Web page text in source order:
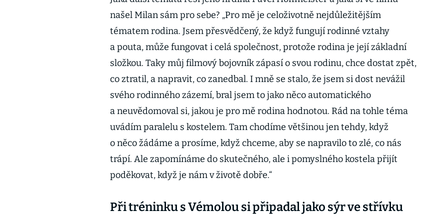
našel Milan sám pro sebe? „Pro mě je celoživotně nejdůležitějším
tématem rodina. Jsem přesvědčený, že když fungují rodinné vztahy
a pouta, může fungovat i celá společnost, protože rodina je její základní
složkou. Taky můj filmový bojovník zápasí o svou rodinu, chce dostat zpět,
co ztratil, a napravit, co zanedbal. I mně se stalo, že jsem si dost nevážil
svého rodinného zázemí, bral jsem to jako něco automatického
a neuvědomoval si, jakou je pro mě rodina hodnotou. Rád na tohle téma
uvádím paralelu s kostelem. Tam chodíme většinou jen tehdy, když
o něco žádáme a prosíme, když chceme, aby se napravilo to zlé, co nás
trápí. Ale zapomínáme do skutečného, ale i pomyslného kostela přijít
poděkovat, když je nám v životě dobře.“
Při tréninku s Vémolou si připadal jako sýr ve střívku